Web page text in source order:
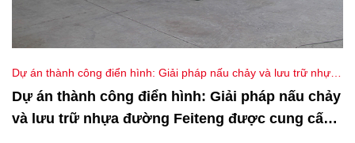
Dự án thành công điển hình: Giải pháp nấu chảy và lưu trữ nhựa
đường Feiteng được cung cấp cho Nga.
Dự án thành công điển hình: Giải pháp nấu chảy
và lưu trữ nhựa đường Feiteng được cung cấp